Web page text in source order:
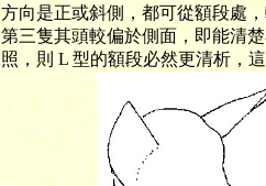
方向是正或斜側，都可從額段處
第三隻其頭較偏於側面，即能清
照，則 L 型的額段必然更清析，